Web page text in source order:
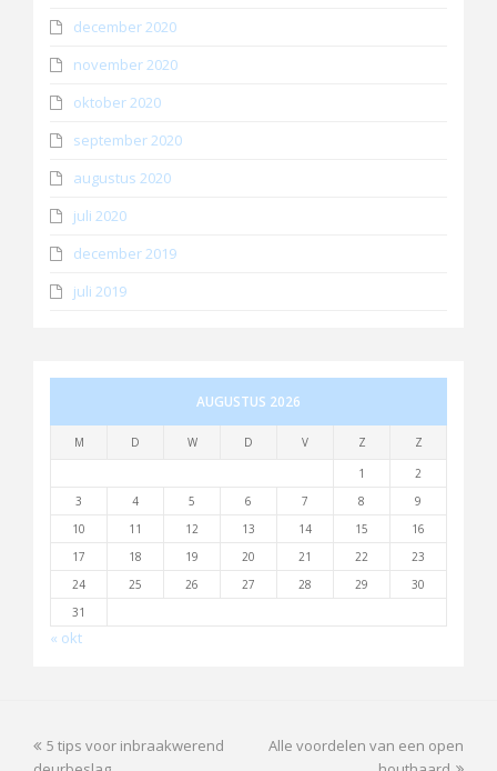
december 2020
november 2020
oktober 2020
september 2020
augustus 2020
juli 2020
december 2019
juli 2019
AUGUSTUS 2026
M D W D V Z
Z
1
2
3
4 5 6 7 8
9
10
11 12 13 14 15
16
17
18 19 20 21 22
23
24
25 26 27 28 29
30
31
« okt
previous
5 tips voor inbraakwerend
next
Alle voordelen van een open